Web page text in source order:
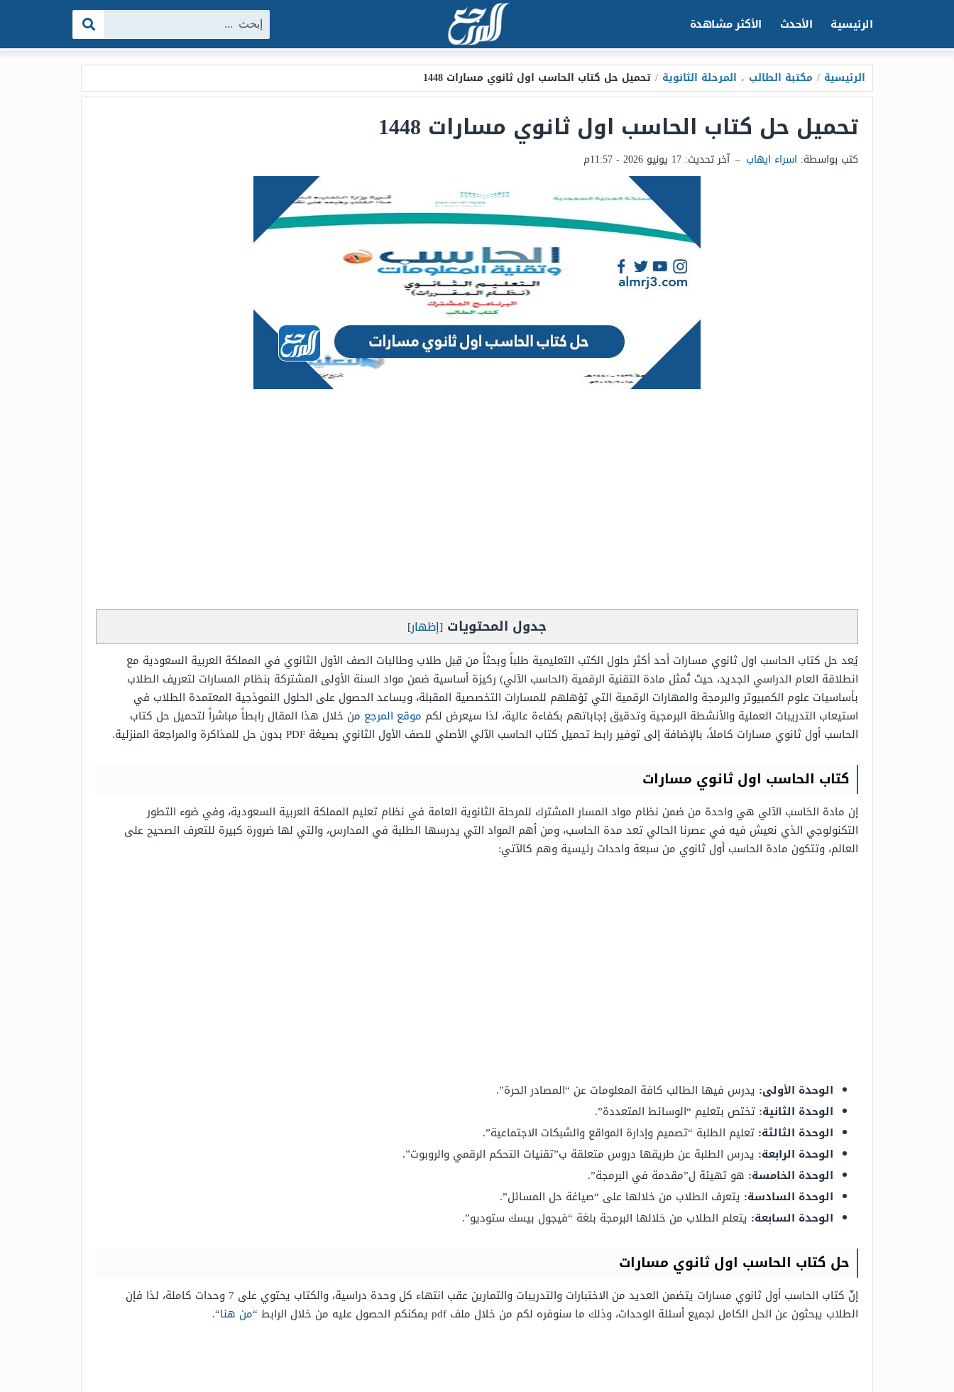
الرئيسية الأحدث الأكثر مشاهدة البحث:
الرئيسية / مكتبة الطالب ، المرحلة الثانوية / تحميل حل كتاب الحاسب اول ثانوي مسارات 1448
تحميل حل كتاب الحاسب اول ثانوي مسارات 1448
كتب بواسطة: اسراء ايهاب – آخر تحديث: 17 يونيو 2026 - 11:57م
جدول المحتويات [إظهار]
يُعد حل كتاب الحاسب اول ثانوي مسارات أحد أكثر حلول الكتب التعليمية طلباً وبحثاً من قِبل طلاب وطالبات الصف الأول الثانوي في المملكة العربية السعودية مع
انطلاقة العام الدراسي الجديد، حيث تُمثل مادة التقنية الرقمية (الحاسب الآلي) ركيزة أساسية ضمن مواد السنة الأولى المشتركة بنظام المسارات لتعريف الطلاب
بأساسيات علوم الكمبيوتر والبرمجة والمهارات الرقمية التي تؤهلهم للمسارات التخصصية المقبلة، ويساعد الحصول على الحلول النموذجية المعتمدة الطلاب في
استيعاب التدريبات العملية والأنشطة البرمجية وتدقيق إجاباتهم بكفاءة عالية، لذا سيعرض لكم موقع المرجع من خلال هذا المقال رابطاً مباشراً لتحميل حل كتاب
الحاسب أول ثانوي مسارات كاملاً، بالإضافة إلى توفير رابط تحميل كتاب الحاسب الآلي الأصلي للصف الأول الثانوي بصيغة PDF بدون حل للمذاكرة والمراجعة المنزلية.
كتاب الحاسب اول ثانوي مسارات
إن مادة الحَاسب الآلي هي واحدة من ضمن نظام مواد المسار المشترك للمرحلة الثانوية العامة في نظام تعليم المملكة العربية السعودية، وفي ضوء التطور
التكنولوجي الذي نعيش فيه في عصرنا الحالي تعد مدة الحاسب، ومن أهم المواد التي يدرسها الطلبة في المدارس، والتي لها ضرورة كبيرة للتعرف الصحيح على
العالم، وتتكون مادة الحاسب أول ثانوي من سبعة واحدات رئيسية وهم كالآتي:
الوحدة الأولى: يدرس فيها الطالب كافة المعلومات عن “المصادر الحرة”.
الوحدة الثانية: تختص بتعليم “الوسائط المتعددة”.
الوحدة الثالثة: تعليم الطلبة “تصميم وإدارة المواقع والشبكات الاجتماعية”.
الوحدة الرابعة: يدرس الطلبة عن طريقها دروس متعلقة ب”تقنيات التحكم الرقمي والروبوت”.
الوحدة الخامسة: هو تهيئة ل”مقدمة في البرمجة”.
الوحدة السادسة: يتعرف الطلاب من خلالها على “صياغة حل المسائل”.
الوحدة السابعة: يتعلم الطلاب من خلالها البرمجة بلغة “فيجول بيسك ستوديو”.
حل كتاب الحاسب اول ثانوي مسارات
إنّ كتاب الحاسب أول ثانوي مسارات يتضمن العديد من الاختبارات والتدريبات والتمارين عقب انتهاء كل وحدة دراسية، والكتاب يحتوي على 7 وحدات كاملة، لذا فإن
الطلاب يبحثون عن الحل الكامل لجميع أسئلة الوحدات، وذلك ما سنوفره لكم من خلال ملف pdf يمكنكم الحصول عليه من خلال الرابط “
من هنا“.